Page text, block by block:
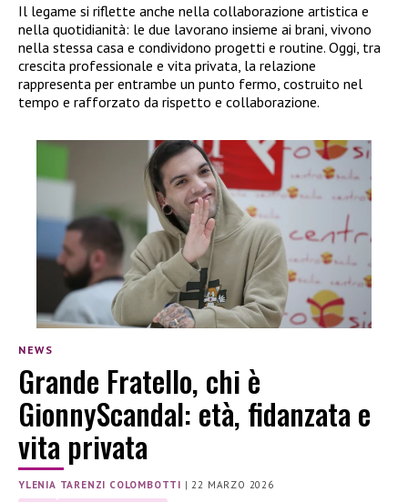
Il legame si riflette anche nella collaborazione artistica e
nella quotidianità: le due lavorano insieme ai brani, vivono
nella stessa casa e condividono progetti e routine. Oggi, tra
crescita professionale e vita privata, la relazione
rappresenta per entrambe un punto fermo, costruito nel
tempo e rafforzato da rispetto e collaborazione.
NEWS
Grande Fratello, chi è
GionnyScandal: età, fidanzata e
vita privata
YLENIA TARENZI COLOMBOTTI |22 MARZO 2026